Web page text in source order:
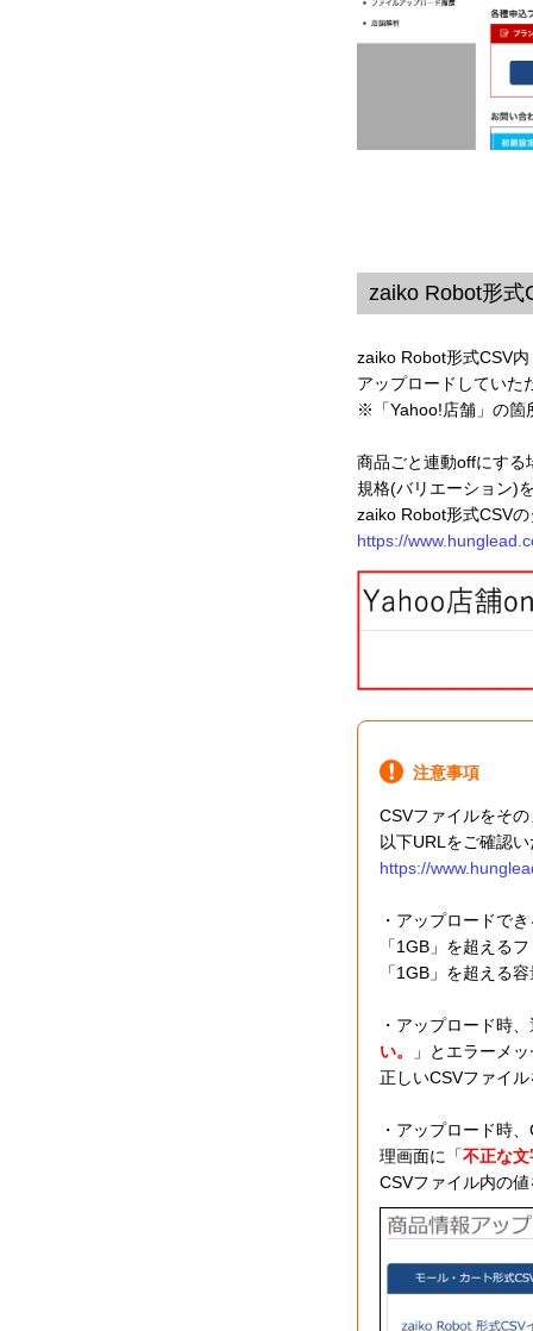
zaiko Robot形式
zaiko Robot形式CSV
アップロードしていた
※「Yahoo!店舗」の箇
商品ごと連動offにす
規格(バリエーション)
zaiko Robot形式CSV
https://
注意事項
CSVファイルをそ
以下URLをご確認
https://
・アップロードで
「1GB」を超える
「1GB」を超える
・アップロード時
い。
」とエラーメ
正しいCSVファイ
・アップロード時
理画面に「不正な
CSVファイル内の